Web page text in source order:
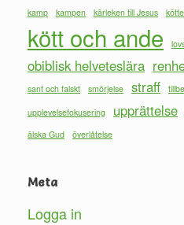
kamp
kampen kärleken till Jesus
kött och ande
obiblisk helveteslära
sant och falskt
smörjelse straff
upplevelsefokusering
upprättelse
älska Gud överlåtelse
Meta
Logga in